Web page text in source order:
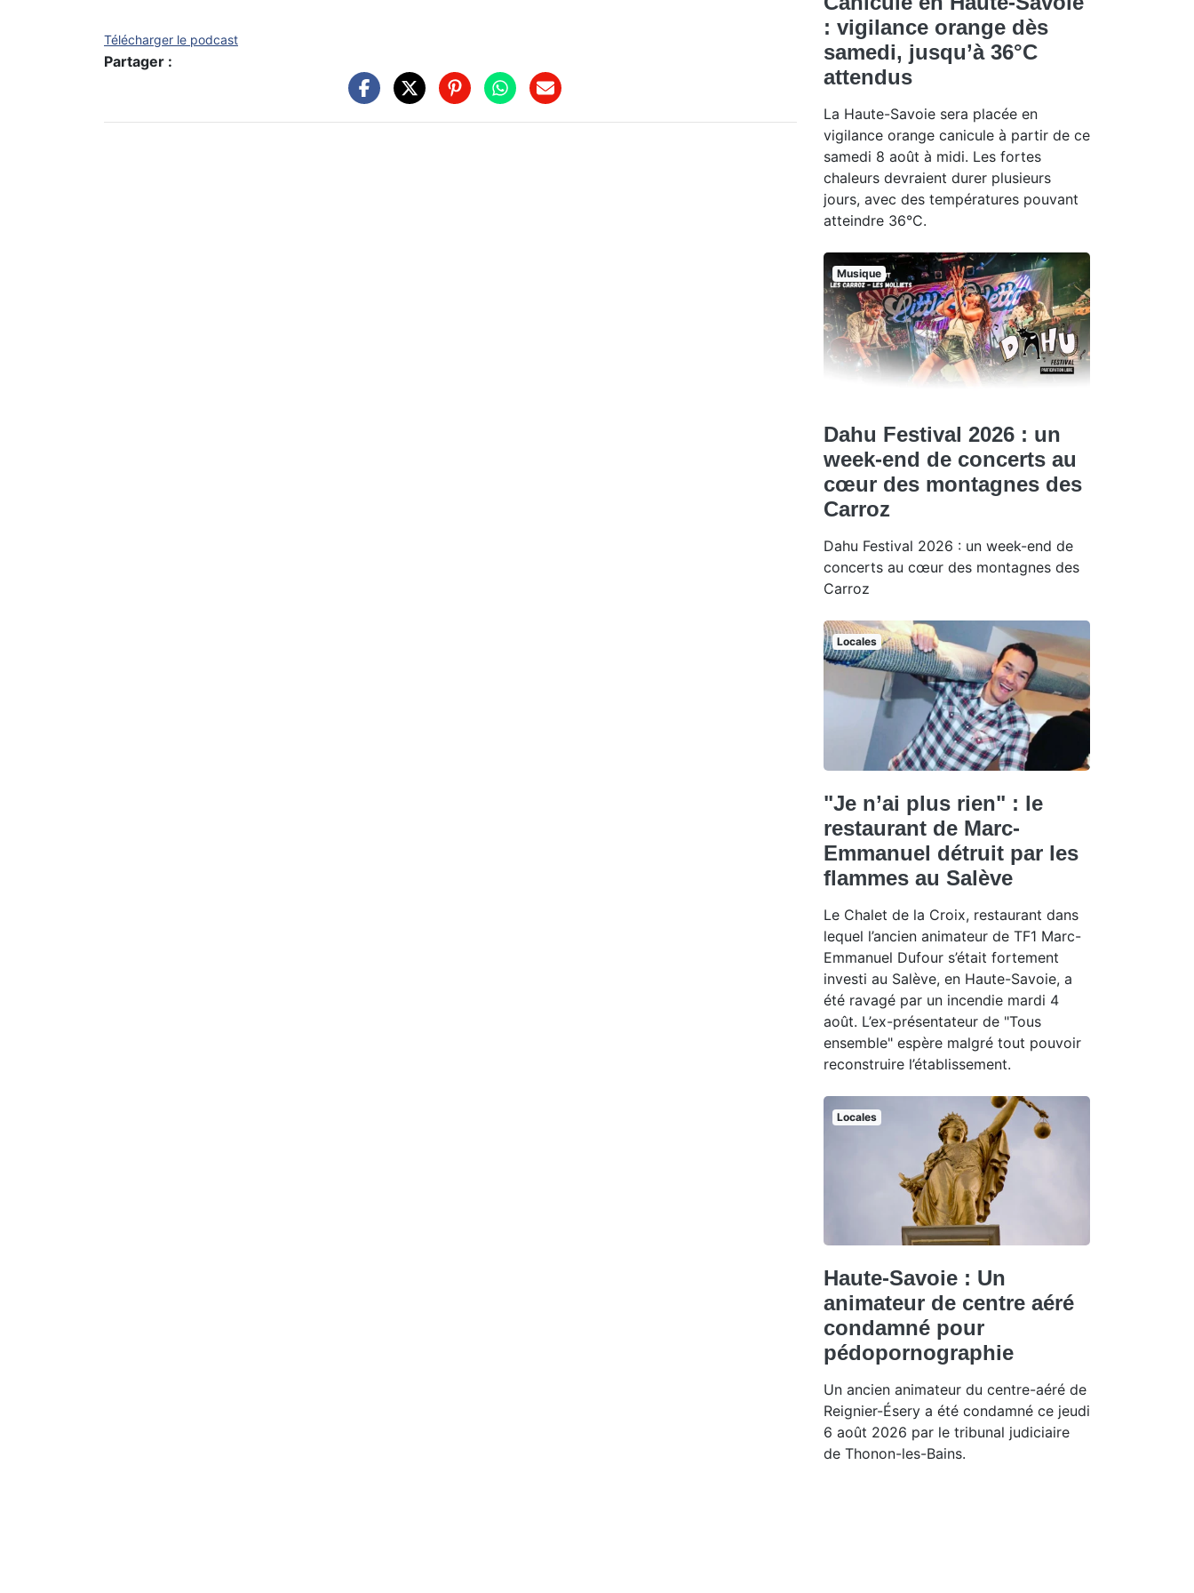
Télécharger le podcast
Partager :
: vigilance orange dès
samedi, jusqu’à 36°C
attendus
La Haute-Savoie sera placée en
vigilance orange canicule à partir de ce
samedi 8 août à midi. Les fortes
chaleurs devraient durer plusieurs
jours, avec des températures pouvant
atteindre 36°C.
Musique
Dahu Festival 2026 : un
week-end de concerts au
cœur des montagnes des
Carroz
Dahu Festival 2026 : un week-end de
concerts au cœur des montagnes des
Carroz
Locales
"Je n’ai plus rien" : le
restaurant de Marc-
Emmanuel détruit par les
flammes au Salève
Le Chalet de la Croix, restaurant dans
lequel l’ancien animateur de TF1 Marc-
Emmanuel Dufour s’était fortement
investi au Salève, en Haute-Savoie, a
été ravagé par un incendie mardi 4
août. L’ex-présentateur de "Tous
ensemble" espère malgré tout pouvoir
reconstruire l’établissement.
Locales
Haute-Savoie : Un
animateur de centre aéré
condamné pour
pédopornographie
Un ancien animateur du centre-aéré de
Reignier-Ésery a été condamné ce jeudi
6 août 2026 par le tribunal judiciaire
de Thonon-les-Bains.